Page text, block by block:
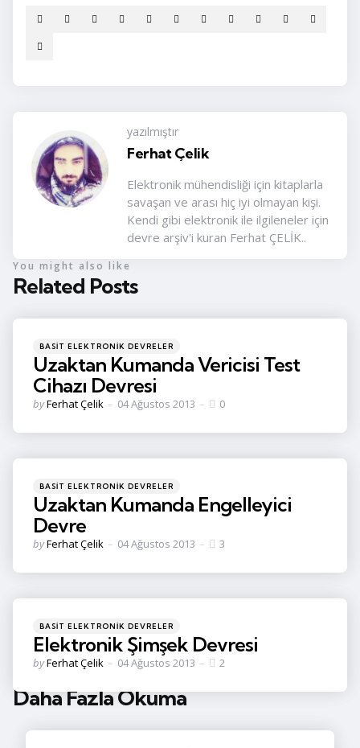
yazılmıştır
Ferhat Çelik
Elektronik mühendisliği için kitaplarla
savaşan ve arası hiç iyi olmayan kişi.
Kendi gibi elektronik ile ilgileneler için
devre arşiv'i kuran Ferhat ÇELİK..
Related Posts
You might also like
Categories
Posted
BASIT ELEKTRONIK DEVRELER
Uzaktan Kumanda Vericisi Test
Cihazı Devresi
Posted
byFerhat Çelik 04 Ağustos 2013 0
Categories
Posted
BASIT ELEKTRONIK DEVRELER
Uzaktan Kumanda Engelleyici
Devre
Posted
byFerhat Çelik 04 Ağustos 2013 3
Categories
Posted
BASIT ELEKTRONIK DEVRELER
Elektronik Şimşek Devresi
Posted
byFerhat Çelik 04 Ağustos 2013 2
Daha Fazla Okuma
Post
navigation